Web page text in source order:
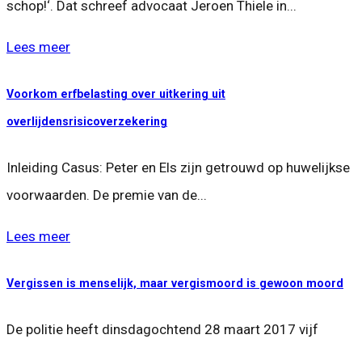
schop!‘. Dat schreef advocaat Jeroen Thiele in...
Lees meer
Voorkom erfbelasting over uitkering uit
overlijdensrisicoverzekering
Inleiding Casus: Peter en Els zijn getrouwd op huwelijkse
voorwaarden. De premie van de...
Lees meer
Vergissen is menselijk, maar vergismoord is gewoon moord
De politie heeft dinsdagochtend 28 maart 2017 vijf